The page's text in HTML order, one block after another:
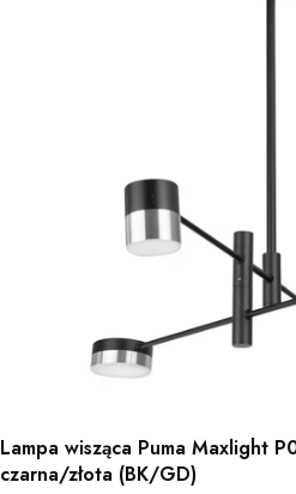
Lampa wisząca Puma Maxlight
czarna/złota (BK/GD)